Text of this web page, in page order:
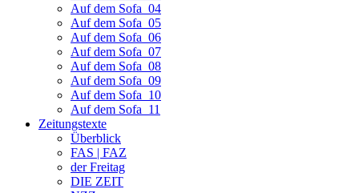
Auf dem Sofa_04
Auf dem Sofa_05
Auf dem Sofa_06
Auf dem Sofa_07
Auf dem Sofa_08
Auf dem Sofa_09
Auf dem Sofa_10
Auf dem Sofa_11
Zeitungstexte
Überblick
FAS | FAZ
der Freitag
DIE ZEIT